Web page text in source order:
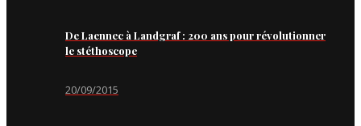
De Laennec à Landgraf : 200 ans pour révolutionner
le stéthoscope
20/09/2015